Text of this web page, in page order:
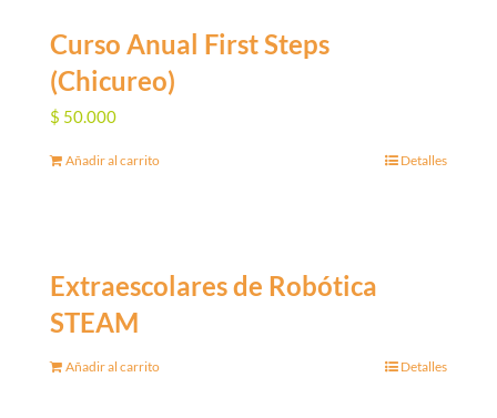
Curso Anual First Steps
(Chicureo)
$ 50.000
Añadir al carrito Detalles
Extraescolares de Robótica
STEAM
Añadir al carrito Detalles